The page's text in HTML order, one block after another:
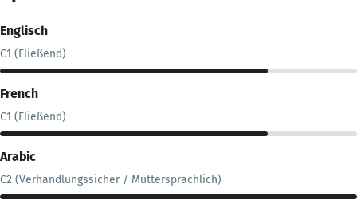
Englisch
C1 (Fließend)
French
C1 (Fließend)
Arabic
C2 (Verhandlungssicher / Muttersprachlich)